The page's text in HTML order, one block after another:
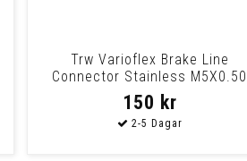
Trw Varioflex Brake Line
Connector Stainless M5X0.50
Universal This Co
150 kr